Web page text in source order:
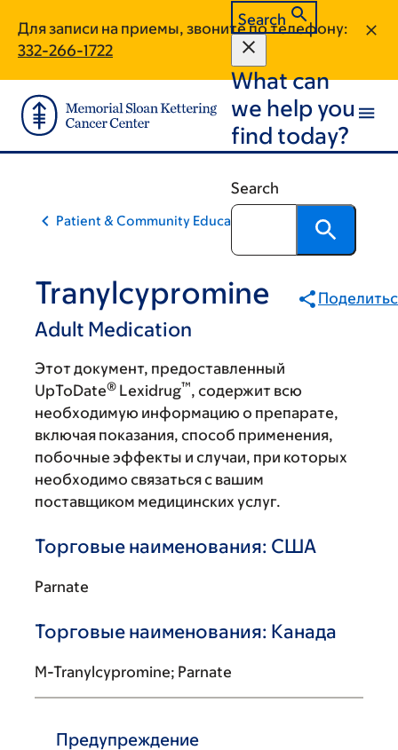
main
content
footer
Для записи на приемы, звоните по телефону:
332-266-1722
Search
What can
we help you
find today?
Search
Patient & Community Education
Tranylcypromine
Adult Medication
Этот документ, предоставленный
UpToDate® Lexidrug™, содержит всю
необходимую информацию о препарате,
включая показания, способ применения,
побочные эффекты и случаи, при которых
необходимо связаться с вашим
поставщиком медицинских услуг.
Торговые наименования: США
Parnate
Торговые наименования: Канада
M-Tranylcypromine; Parnate
Предупреждение